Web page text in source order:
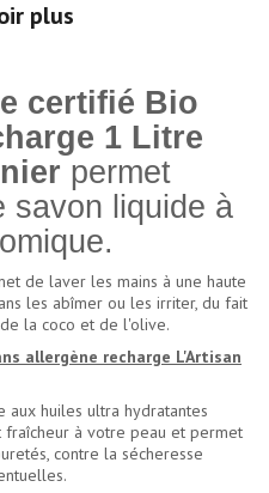
plus
certifié Bio
1 Litre
permet
savon liquide à
de laver les mains à une haute
les abîmer ou les irriter, du fait
la coco et de l'olive.
allergène recharge L'Artisan
huiles ultra hydratantes
à votre peau et permet
contre la sécheresse